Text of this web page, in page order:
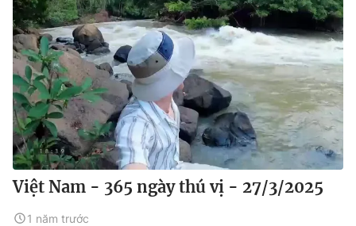
Việt Nam - 365 ngày thú vị - 27/3/2025
1 năm trước